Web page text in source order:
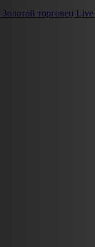
Золотой торговец Live